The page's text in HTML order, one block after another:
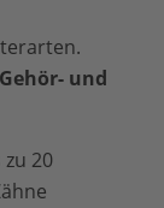
Gehör- und
20